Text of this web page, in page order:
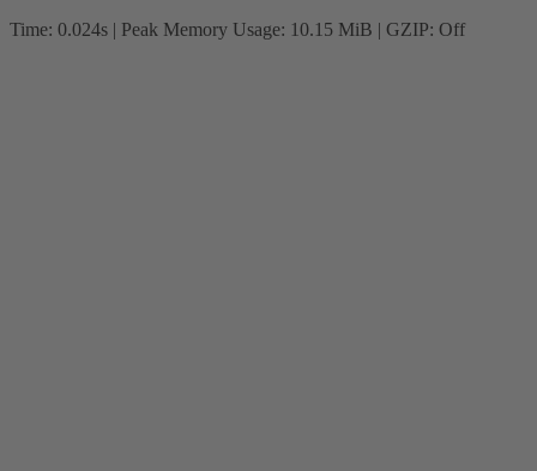
Time: 0.024s | Peak Memory Usage: 10.15 MiB | GZIP: Off